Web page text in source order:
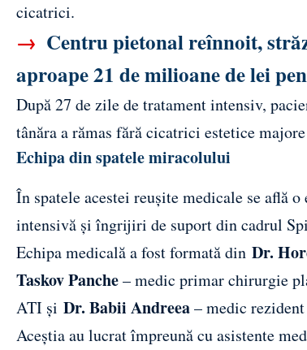
cicatrici.
→ Centru pietonal reînnoit,
aproape 21 de milioane de lei
După 27 de zile de tratament intensiv,
tânăra a rămas fără cicatrici estetice
Echipa din spatele miracolului
În spatele acestei reușite medicale se află
intensivă și îngrijiri de suport din cadrul
Echipa medicală a fost formată din Dr.
Taskov Panche– medic primar chirurgie
ATI și Dr. Babii Andreea– medic
Aceștia au lucrat împreună cu asistente